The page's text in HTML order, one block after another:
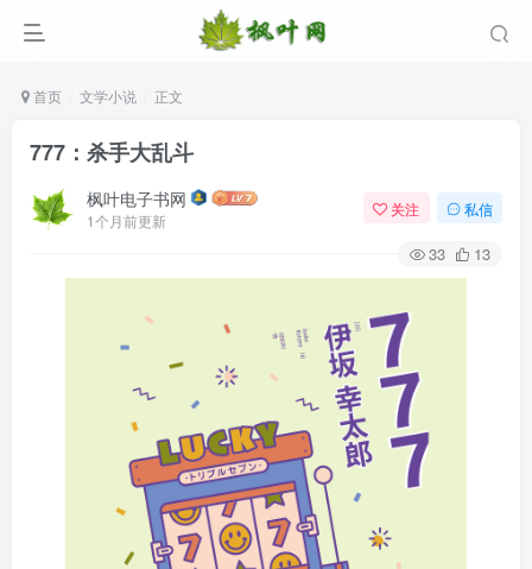
首页 文学小说 正文
777：杀手大乱斗
枫叶电子书网
1个月前更新
关注 私信
33 13
登录
没有账号？立即注册
用户名/手机号/邮箱
登录密码
记住登录 找回密码 免密登录